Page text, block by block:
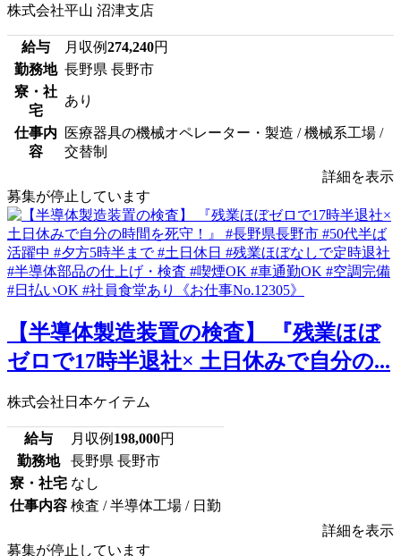
株式会社平山 沼津支店
給与 月収例274,240円
勤務地 長野県 長野市
寮・社
宅
あり
仕事内
容
医療器具の機械オペレーター・製造 / 機械系工場 /
交替制
詳細を表示
募集が停止しています
【半導体製造装置の検査】 『残業ほぼ
ゼロで17時半退社× 土日休みで自分の...
株式会社日本ケイテム
給与 月収例 198,000円
勤務地
長野県 長野市
寮・社宅 なし
仕事内容 検査 / 半導体工場 / 日勤
詳細を表示
募集が停止しています